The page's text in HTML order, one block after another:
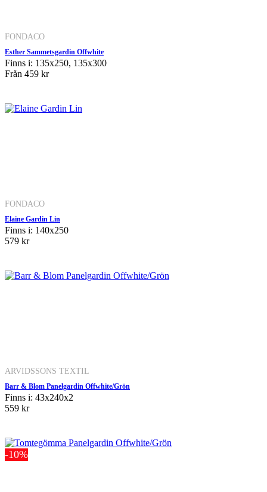
FONDACO
Esther Sammetsgardin Offwhite
Finns i: 135x250, 135x300
Från 459 kr
FONDACO
Elaine Gardin Lin
Finns i: 140x250
579 kr
ARVIDSSONS TEXTIL
Barr & Blom Panelgardin Offwhite/Grön
Finns i: 43x240x2
559 kr
-10%